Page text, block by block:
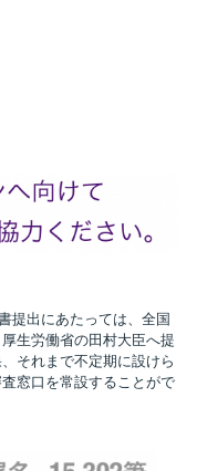
提出にあたっては、全国
生労働省の田村大臣へ提
それまで不定期に設けら
窓口を常設することがで